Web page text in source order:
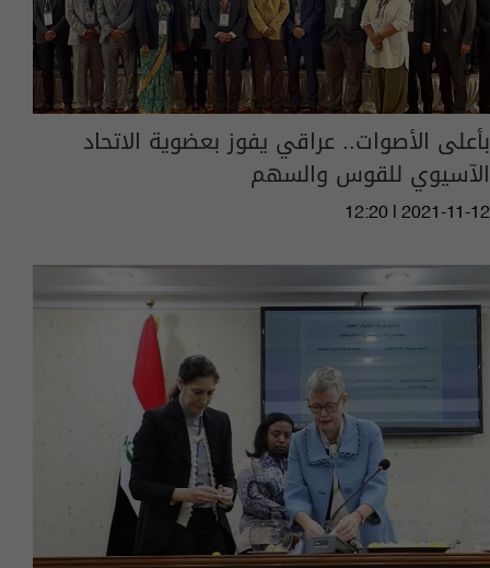
بأعلى الأصوات.. عراقي يفوز بعضوية الاتحاد
الآسيوي للقوس والسهم
12:20 | 2021-11-12